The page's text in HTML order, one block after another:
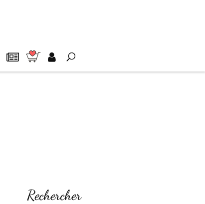
Rechercher